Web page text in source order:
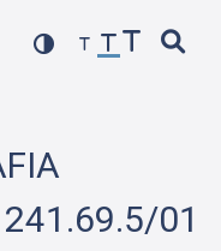
01